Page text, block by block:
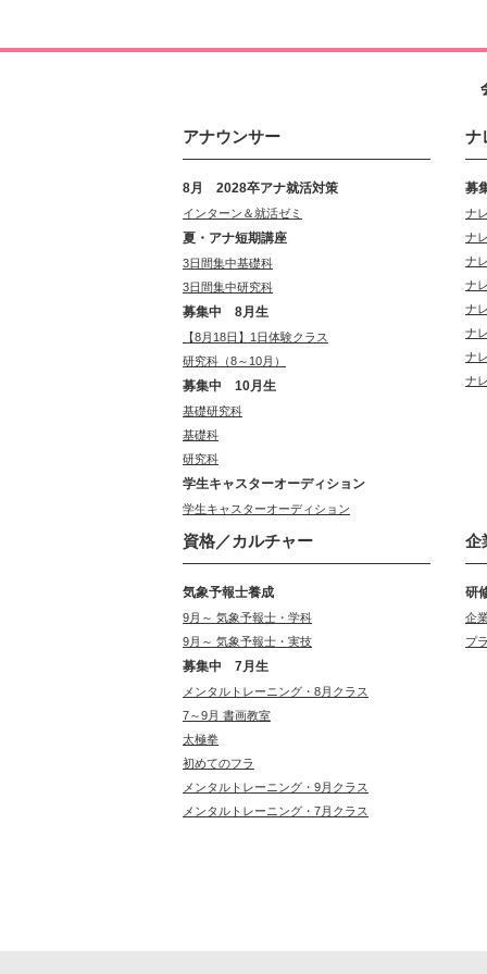
アナウンサー
8月 2028卒アナ就活対策
インターン＆就活ゼミ
夏・アナ短期講座
3日間集中基礎科
3日間集中研究科
募集中 8月生
【8月18日】1日体験クラス
研究科（8～10月）
募集中 10月生
基礎研究科
基礎科
研究科
学生キャスターオーディション
学生キャスターオーディション
ナ
募
ナ
ナ
ナ
ナ
ナ
ナ
ナ
ナ
資格／カルチャー
気象予報士養成
9月～ 気象予報士・学科
9月～ 気象予報士・実技
募集中 7月生
メンタルトレーニング・8月クラス
7～9月 書画教室
太極拳
初めてのフラ
メンタルトレーニング・9月クラス
メンタルトレーニング・7月クラス
企
研
企
プ